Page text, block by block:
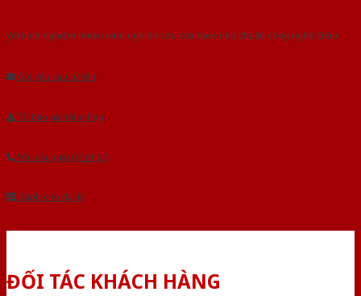
Với kinh nghiệm nhiêu năm nghiên cứu cửa theo tiêu chuẩn công nghệ Châu
Gửi yêu cầu tư vấn
Tải báo giá tổng hợp
Yêu cầu gọi lại (3 phút)
Dành cho đại lý
ĐỐI TÁC KHÁCH HÀNG